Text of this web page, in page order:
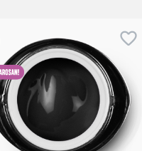
favorite_border